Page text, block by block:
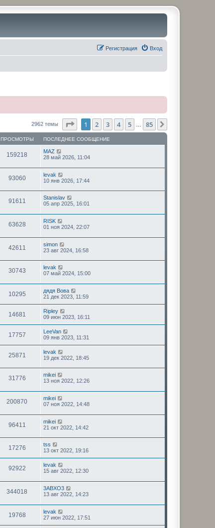
Вход
Регистрация
2962 темы Страница1 из 85
1 2 3 4 5 85
ПРОСМОТРЫ ПОСЛЕДНЕЕ СООБЩЕНИЕ
159218
MAZ
28 май 2026, 11:04
93060
levak
10 янв 2026, 17:44
91611
Stanislav
05 апр 2025, 16:01
63628
RISK
01 ноя 2024, 22:07
42611
simon
23 авг 2024, 16:58
30743
levak
07 май 2024, 15:00
10295
дядя Вова
21 дек 2023, 11:59
14681
Ripley
09 июн 2023, 16:11
17757
LeeVan
09 янв 2023, 11:31
25871
levak
19 дек 2022, 18:45
31776
mikei
13 ноя 2022, 12:26
200870
mikei
07 ноя 2022, 14:48
96411
mikei
21 окт 2022, 14:42
17276
tss
13 окт 2022, 19:16
92922
levak
15 авг 2022, 12:30
344018
3ABXO3
13 авг 2022, 14:23
19768
levak
27 июн 2022, 17:51